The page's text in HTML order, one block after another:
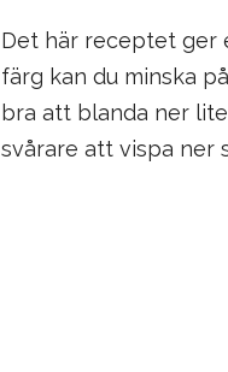
Det här receptet ger
färg kan du minska
bra att blanda ner
svårare att vispa ner